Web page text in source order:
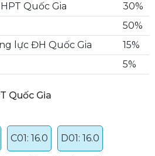
Quốc Gia
30%
50%
lực ĐH Quốc Gia
15%
5%
Quốc Gia
C01: 16.0 D01: 16.0